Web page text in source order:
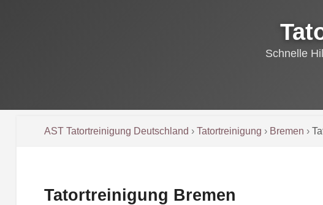
Schnelle
AST Tatortreinigung Deutschland › Tatortreinigung › Bremen ›
Tatortreinigung Bremen